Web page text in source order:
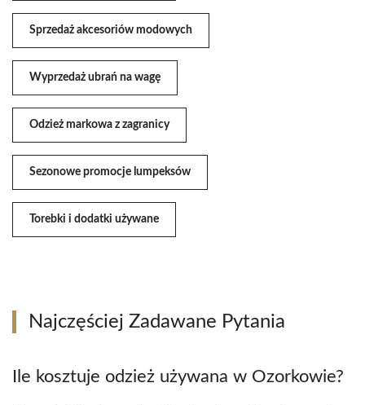
Sprzedaż akcesoriów modowych
Wyprzedaż ubrań na wagę
Odzież markowa z zagranicy
Sezonowe promocje lumpeksów
Torebki i dodatki używane
Najczęściej Zadawane Pytania
Ile kosztuje odzież używana w Ozorkowie?